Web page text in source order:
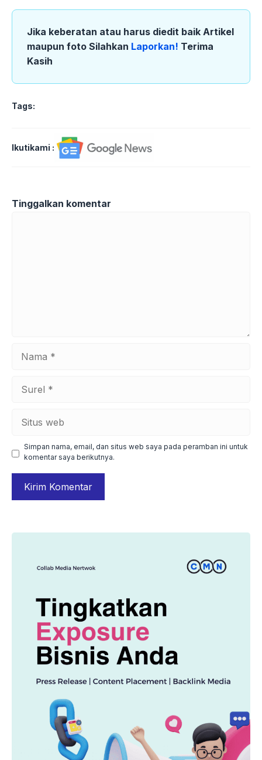
Jika keberatan atau harus diedit baik Artikel
maupun foto Silahkan Laporkan! Terima
Kasih
Tags:
Ikutikami :
Tinggalkan komentar
web
Simpan nama, email, dan situs web saya pada peramban ini untuk
komentar saya berikutnya.